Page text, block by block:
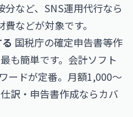
など、SNS運用代行なら
などが対象です。
国税庁の確定申告書等作
も簡単です。会計ソフト
ードが定番。月額1,000〜
訳・申告書作成ならカバ